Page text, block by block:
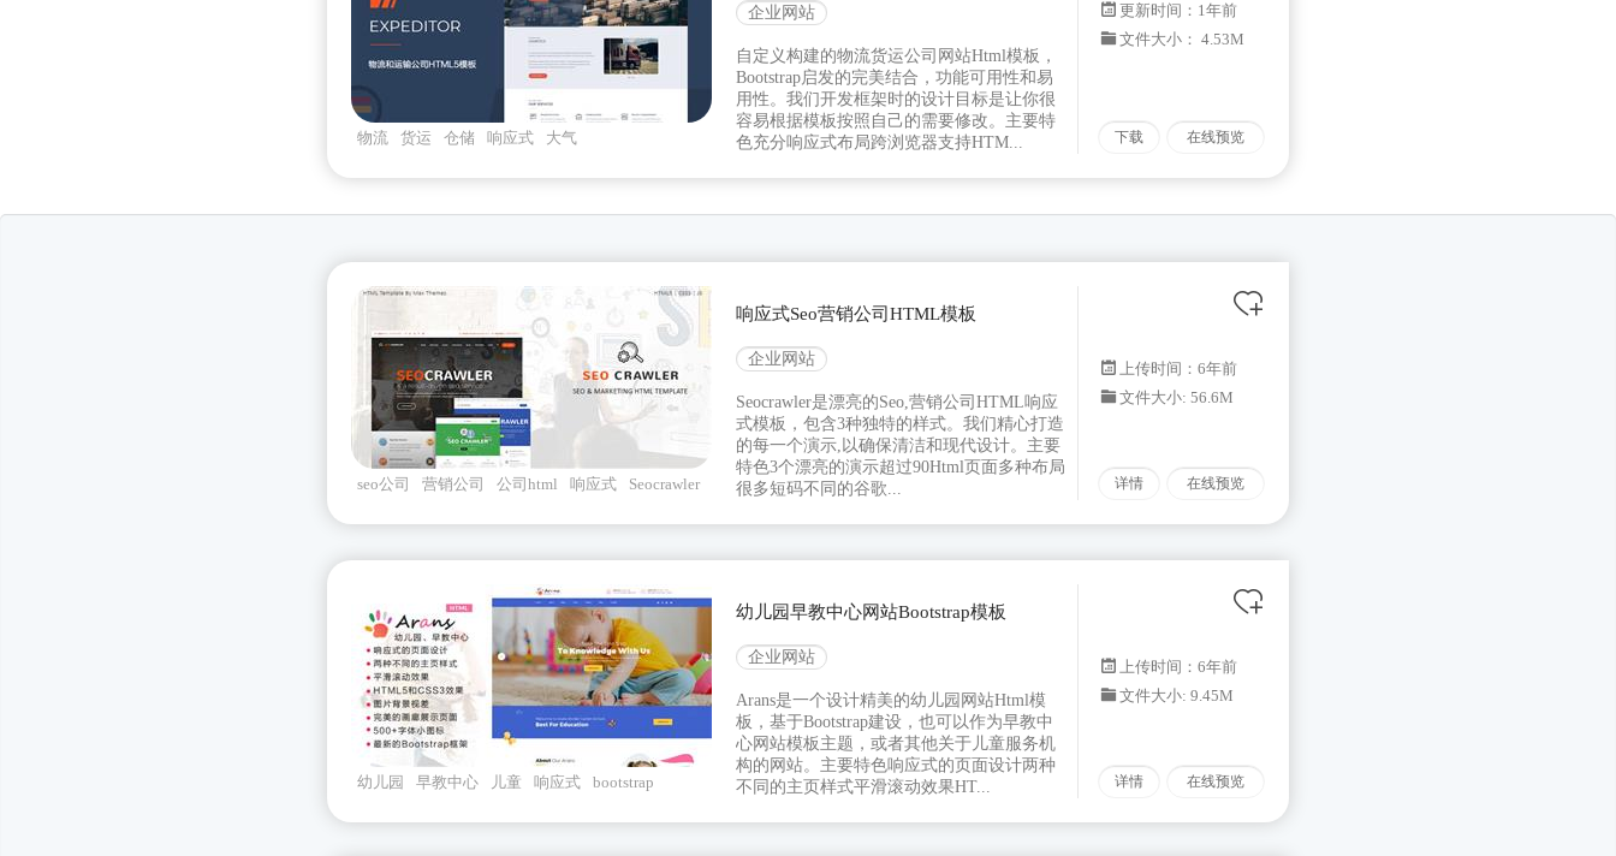
物流 货运 仓储 响应式 大气
企业网站
自定义构建的物流货运公司网站Html模板，
Bootstrap启发的完美结合，功能可用性和易
用性。我们开发框架时的设计目标是让你很
容易根据模板按照自己的需要修改。主要特
色充分响应式布局跨浏览器支持HTM...
更新时间： 1年前
文件大小： 4.53M
下载 在线预览
seo公司 营销公司 公司html 响应式 Seocrawler
响应式Seo营销公司HTML模板
企业网站
Seocrawler是漂亮的Seo,营销公司HTML响应
式模板，包含3种独特的样式。我们精心打造
的每一个演示,以确保清洁和现代设计。主要
特色3个漂亮的演示超过90Html页面多种布局
很多短码不同的谷歌...
上传时间：6年前
文件大小: 56.6M
详情 在线预览
幼儿园 早教中心 儿童 响应式 bootstrap
幼儿园早教中心网站Bootstrap模板
企业网站
Arans是一个设计精美的幼儿园网站Html模
板，基于Bootstrap建设，也可以作为早教中
心网站模板主题，或者其他关于儿童服务机
构的网站。主要特色响应式的页面设计两种
不同的主页样式平滑滚动效果HT...
上传时间：6年前
文件大小: 9.45M
详情 在线预览